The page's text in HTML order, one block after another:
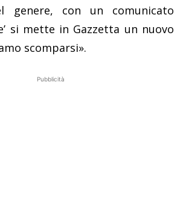
genere, con un comunicato
si mette in Gazzetta un nuovo
scomparsi».
Pubblicità